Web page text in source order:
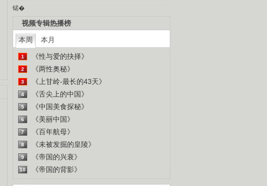
锘�
视频专辑热播榜
本周 本月
1 《性与爱的抉择》
2 《两性奥秘》
3 《上甘岭-最长的43天》
4 《舌尖上的中国》
5 《中国美食探秘》
6 《美丽中国》
7 《百年航母》
8 《未被发掘的皇陵》
9 《帝国的兴衰》
10 《帝国的背影》